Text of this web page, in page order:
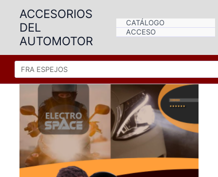
contenido
ACCESORIOS
DEL
AUTOMOTOR
CATÁLOGO
ACCESO